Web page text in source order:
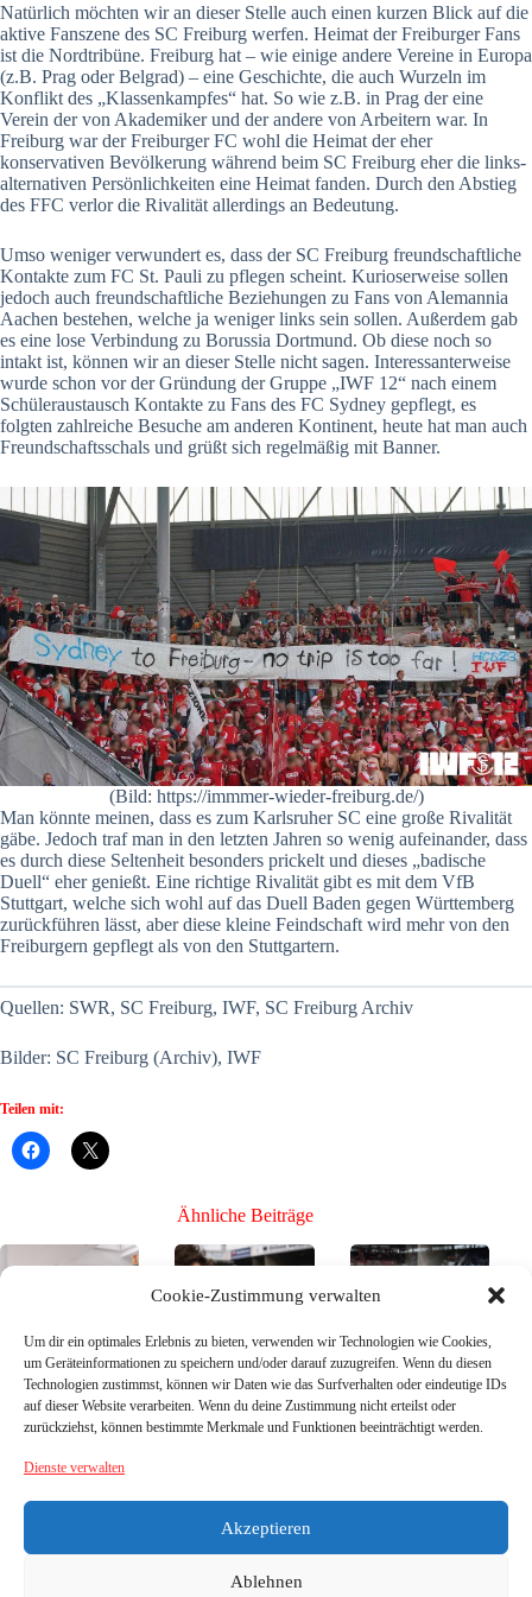
Cookie-Zustimmung verwalten
Um dir ein optimales Erlebnis zu bieten, verwenden wir Technologien wie Cookies,
um Geräteinformationen zu speichern und/oder darauf zuzugreifen. Wenn du diesen
Technologien zustimmst, können wir Daten wie das Surfverhalten oder eindeutige IDs
auf dieser Website verarbeiten. Wenn du deine Zustimmung nicht erteilst oder
zurückziehst, können bestimmte Merkmale und Funktionen beeinträchtigt werden.
Dienste verwalten
Akzeptieren
Ablehnen
Natürlich möchten wir an dieser Stelle auch einen kurzen Blick auf die
aktive Fanszene des SC Freiburg werfen. Heimat der Freiburger Fans
ist die Nordtribüne. Freiburg hat – wie einige andere Vereine in Europa
(z.B. Prag oder Belgrad) – eine Geschichte, die auch Wurzeln im
Konflikt des „Klassenkampfes“ hat. So wie z.B. in Prag der eine
Verein der von Akademiker und der andere von Arbeitern war. In
Freiburg war der Freiburger FC wohl die Heimat der eher
konservativen Bevölkerung während beim SC Freiburg eher die links-
alternativen Persönlichkeiten eine Heimat fanden. Durch den Abstieg
des FFC verlor die Rivalität allerdings an Bedeutung.
Umso weniger verwundert es, dass der SC Freiburg freundschaftliche
Kontakte zum FC St. Pauli zu pflegen scheint. Kurioserweise sollen
jedoch auch freundschaftliche Beziehungen zu Fans von Alemannia
Aachen bestehen, welche ja weniger links sein sollen. Außerdem gab
es eine lose Verbindung zu Borussia Dortmund. Ob diese noch so
intakt ist, können wir an dieser Stelle nicht sagen. Interessanterweise
wurde schon vor der Gründung der Gruppe „IWF 12“ nach einem
Schüleraustausch Kontakte zu Fans des FC Sydney gepflegt, es
folgten zahlreiche Besuche am anderen Kontinent, heute hat man auch
Freundschaftsschals und grüßt sich regelmäßig mit Banner.
(Bild: https://immmer-wieder-freiburg.de/)
Man könnte meinen, dass es zum Karlsruher SC eine große Rivalität
gäbe. Jedoch traf man in den letzten Jahren so wenig aufeinander, dass
es durch diese Seltenheit besonders prickelt und dieses „badische
Duell“ eher genießt. Eine richtige Rivalität gibt es mit dem VfB
Stuttgart, welche sich wohl auf das Duell Baden gegen Württemberg
zurückführen lässt, aber diese kleine Feindschaft wird mehr von den
Freiburgern gepflegt als von den Stuttgartern.
Quellen: SWR, SC Freiburg, IWF, SC Freiburg Archiv
Bilder: SC Freiburg (Archiv), IWF
Teilen mit:
Ähnliche Beiträge
Bühne frei für die
Neuen, Teil 3 –
die Neuzugänge
26/27
26. Juli
Bühne frei für die
Neuen, Teil 2 –
die Neuzugänge
21. Juni
2026
Bühne frei für die
Neuen, Teil 1 –
die Neuzugänge
16. Juni